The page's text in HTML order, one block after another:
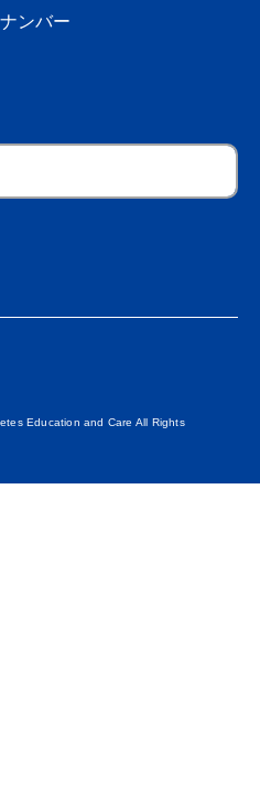
ンバー
Education and Care All Rights